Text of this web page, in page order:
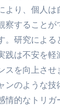
より、個人は
察すること
。研究による
践は不安を
スを向上させ
ンのような技
情的なトリガ